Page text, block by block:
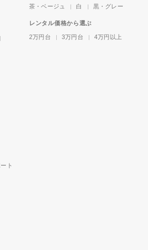
ト
茶・ベージュ
白 黒・グレー
レンタル価格から選ぶ
2万円台
3万円台 4万円以上